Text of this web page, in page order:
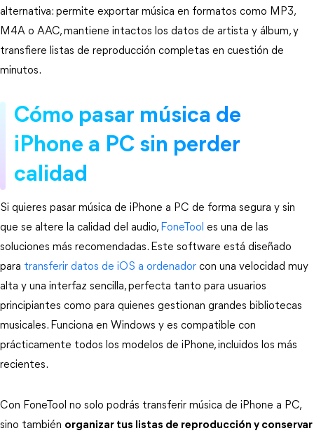
alternativa: permite exportar música en formatos como MP3,
M4A o AAC, mantiene intactos los datos de artista y álbum, y
transfiere listas de reproducción completas en cuestión de
minutos.
Cómo pasar música de
iPhone a PC sin perder
calidad
Si quieres pasar música de iPhone a PC de forma segura y sin
que se altere la calidad del audio, FoneTool es una de las
soluciones más recomendadas. Este software está diseñado
para transferir datos de iOS a ordenador con una velocidad muy
alta y una interfaz sencilla, perfecta tanto para usuarios
principiantes como para quienes gestionan grandes bibliotecas
musicales. Funciona en Windows y es compatible con
prácticamente todos los modelos de iPhone, incluidos los más
recientes.
Con FoneTool no solo podrás transferir música de iPhone a PC,
sino también organizar tus listas de reproducción y conservar